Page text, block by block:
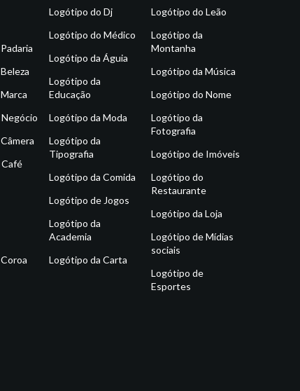
Logótipo do Dj
Logótipo do Médico
Logótipo da Águia
Logótipo da
Educação
Logótipo da Moda
Logótipo da
Tipografia
Logótipo da Comida
Logótipo de Jogos
Logótipo da
Academia
Logótipo da Carta
Logótipo do Leão
Logótipo da
Montanha
Logótipo da Música
Logótipo do Nome
Logótipo da
Fotografia
Logótipo de Imóveis
Logótipo do
Restaurante
Logótipo da Loja
Logótipo de Mídias
sociais
Logótipo de
Esportes